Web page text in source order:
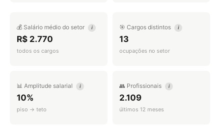
💰 Salário médio do setor i
R$ 2.770
todos os cargos
🎯 Cargos distintos i
13
ocupações no setor
📊 Amplitude salarial i
10%
piso → teto
👥 Profissionais i
2.109
últimos 12 meses